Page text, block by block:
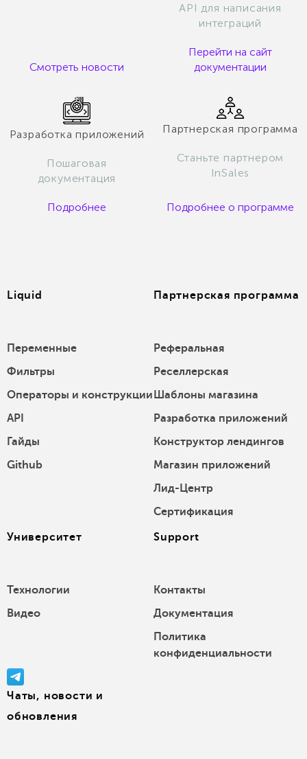
Смотреть новости
API для написания
интеграций
Перейти на сайт
документации
Разработка приложений
Пошаговая
документация
Подробнее
Партнерская программа
Станьте партнером
InSales
Подробнее о программе
Liquid
Переменные
Фильтры
Операторы и конструкции
API
Гайды
Github
Партнерская программа
Реферальная
Реселлерская
Шаблоны магазина
Разработка приложений
Конструктор лендингов
Магазин приложений
Лид-Центр
Сертификация
Университет
Технологии
Видео
Support
Контакты
Документация
Политика
конфиденциальности
Чаты, новости и
обновления